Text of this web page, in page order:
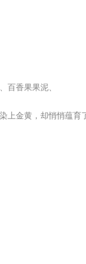
百香果果泥、
上金黄，却悄悄蕴育